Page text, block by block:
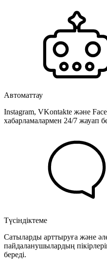
Автоматтау
Instagram, VKontakte және
хабарламалармен 24/7 жауап
Түсіндіктеме
Сатыларды арттыруға және
пайдаланушылардың
береді.